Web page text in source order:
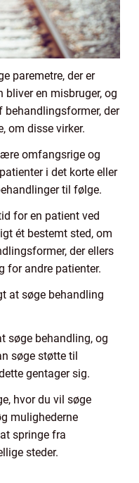
paremetre, der er
bliver en misbruger, og
der
om disse virker.
omfangsrige og
i det korte eller
til følge.
for en patient ved
ét bestemt sted, om
der ellers
for andre patienter.
at søge behandling
søge behandling, og
søge støtte til
gentager sig.
hvor du vil søge
mulighederne
springe fra
steder.